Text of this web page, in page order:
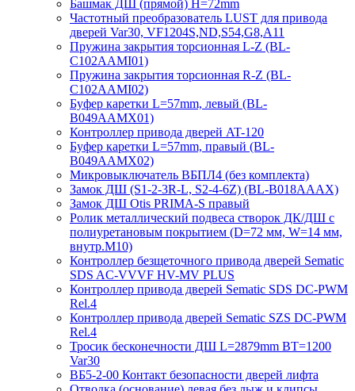
Башмак ДШ (прямой) H=72mm
Частотный преобразователь LUST для привода
дверей Var30, VF1204S,ND,S54,G8,A11
Пружина закрытия торсионная L-Z (BL-
C102AAMI01)
Пружина закрытия торсионная R-Z (BL-
C102AAMI02)
Буфер каретки L=57mm, левый (BL-
B049AAMX01)
Контроллер привода дверей AT-120
Буфер каретки L=57mm, правый (BL-
B049AAMX02)
Микровыключатель ВБПЛ4 (без комплекта)
Замок ДШ (S1-2-3R-L, S2-4-6Z) (BL-B018AAAX)
Замок ДШ Otis PRIMA-S правый
Ролик металлический подвеса створок ДК/ДШ с
полиуретановым покрытием (D=72 мм, W=14 мм,
внутр.М10)
Контроллер безщеточного привода дверей Sematiс
SDS AC-VVVF HV-MV PLUS
Контроллер привода дверей Sematic SDS DC-PWM
Rel.4
Контроллер привода дверей Sematic SZS DC-PWM
Rel.4
Тросик бесконечности ДШ L=2879mm BT=1200
Var30
ВБ5-2-00 Контакт безопасности дверей лифта